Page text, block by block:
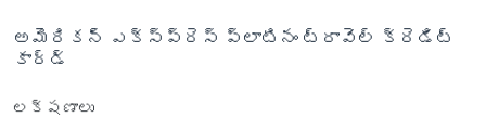
అమెరికన్ ఎక్స్‌ప్రెస్ ప్లాటినం ట్రావెల్ క్రెడిట్
కార్డ్
లక్షణాలు